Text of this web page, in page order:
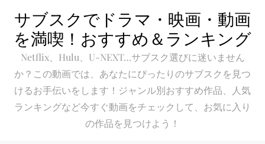
content
サブスクでドラマ・映画・動画
を満喫！おすすめ＆ランキング
Netflix、Hulu、U-NEXT…サブスク選びに迷いません
か？この動画では、あなたにぴったりのサブスクを見つ
けるお手伝いをします！ジャンル別おすすめ作品、人気
ランキングなど今すぐ動画をチェックして、お気に入り
の作品を見つけよう！